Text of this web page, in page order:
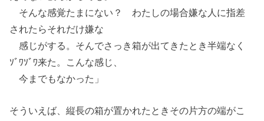
そんな感覚たまにない？ わたしの場合嫌な人に指差
されたらそれだけ嫌な
感じがする。そんでさっき箱が出てきたとき半端なく
ｿﾞﾜｿﾞﾜ来た。こんな感じ、
今までもなかった」
そういえば、縦長の箱が置かれたときその片方の端がこ